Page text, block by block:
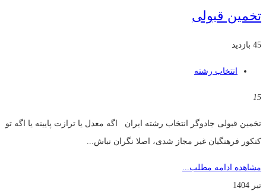
تخمین قبولی
45 بازدید
انتخاب رشته
15
تخمین قبولی جادوگر انتخاب رشته ایران اگه معدل یا ترازت پایینه یا اگه تو
کنکور فرهنگیان غیر مجاز شدی، اصلا نگران نباش...
مشاهده ادامه مطلب...
تیر 1404